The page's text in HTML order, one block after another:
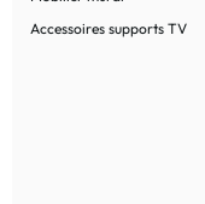
Accessoires supports TV